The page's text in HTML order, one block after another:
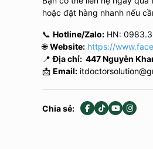
hoặc đặt hàng nhanh nếu
📞 Hotline/Zalo: HN:
🌐Website: https://
📍Địa chỉ: 447 Nguyễn
📩 Email:
Chia sẻ: